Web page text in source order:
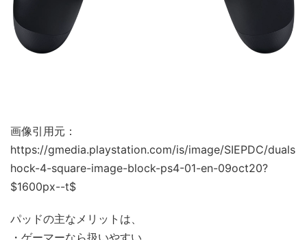
画像引用元：
https://gmedia.playstation.com/is/image/SIEPDC/duals
hock-4-square-image-block-ps4-01-en-09oct20?
$1600px--t$
パッドの主なメリットは、